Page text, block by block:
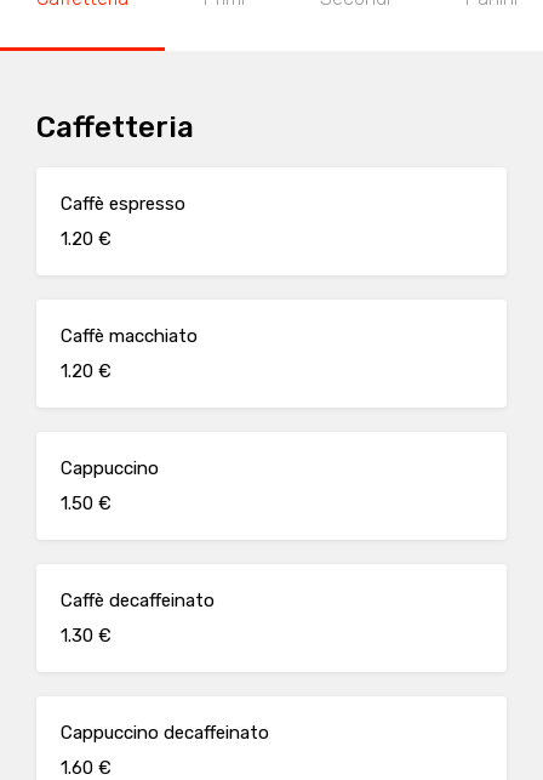
Caffetteria
Caffè espresso
1.20 €
Caffè macchiato
1.20 €
Cappuccino
1.50 €
Caffè decaffeinato
1.30 €
Cappuccino decaffeinato
1.60 €